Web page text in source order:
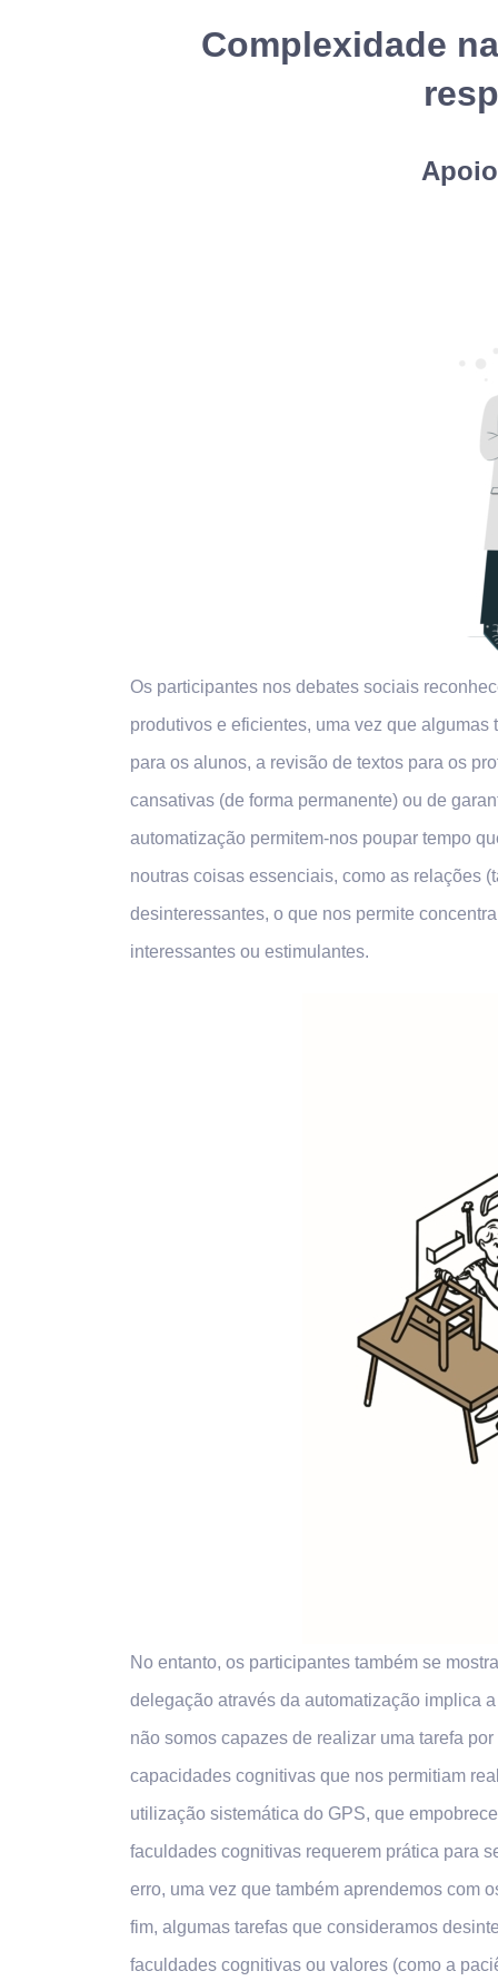
Complexidade
Os participantes nos debates sociais
produtivos e eficientes, uma vez que
para os alunos, a revisão de textos para os
cansativas (de forma permanente) ou de
automatização permitem-nos poupar tempo
noutras coisas essenciais, como as relações
desinteressantes, o que nos permite
interessantes ou estimulantes.
No entanto, os participantes também se
delegação através da automatização implica
não somos capazes de realizar uma tarefa
capacidades cognitivas que nos permitiam
utilização sistemática do GPS, que
faculdades cognitivas requerem prática para
erro, uma vez que também aprendemos com
fim, algumas tarefas que consideramos
faculdades cognitivas ou valores (como a